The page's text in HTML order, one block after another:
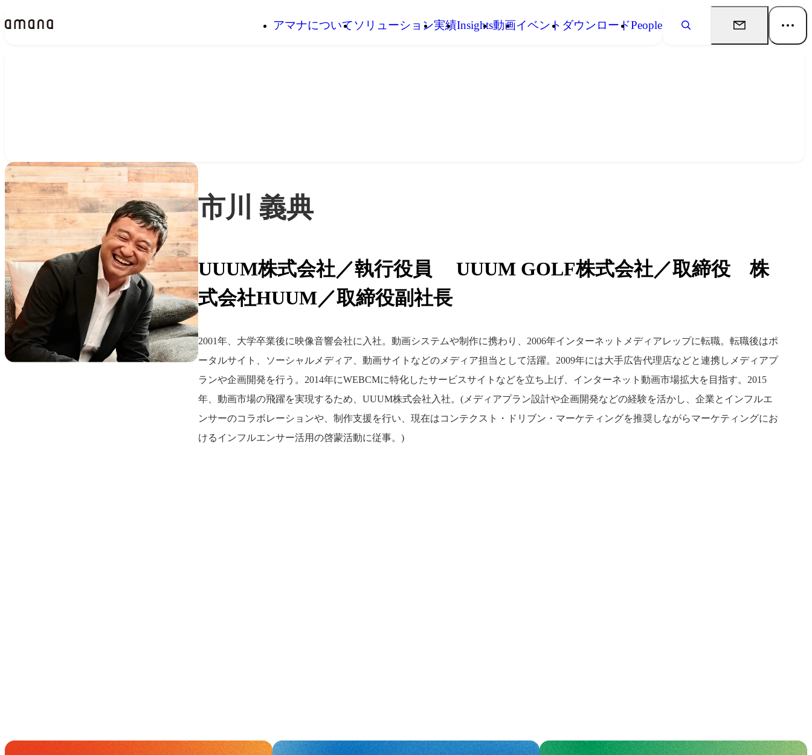
アマナについてソリューション実績Insights動画イベント ダウンロードPeople
市川 義典
UUUM株式会社／執行役員 UUUM GOLF株式会社／取締役 株
式会社HUUM／取締役副社長
2001年、大学卒業後に映像音響会社に入社。動画システムや制作に携わり、2006年インターネットメディアレップに転職。転職後はポ
ータルサイト、ソーシャルメディア、動画サイトなどのメディア担当として活躍。2009年には大手広告代理店などと連携しメディアプ
ランや企画開発を行う。2014年にWEBCMに特化したサービスサイトなどを立ち上げ、インターネット動画市場拡大を目指す。2015
年、動画市場の飛躍を実現するため、UUUM株式会社入社。(メディアプラン設計や企画開発などの経験を活かし、企業とインフルエ
ンサーのコラボレーションや、制作支援を行い、現在はコンテクスト・ドリブン・マーケティングを推奨しながらマーケティングにお
けるインフルエンサー活用の啓蒙活動に従事。)
Get in Touchお問い合わせ